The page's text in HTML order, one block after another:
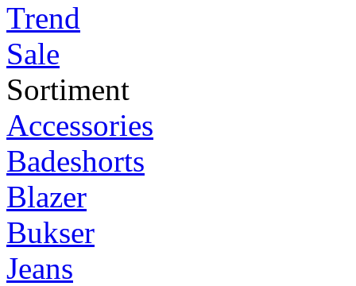
Trend
Sale
Sortiment
Accessories
Badeshorts
Blazer
Bukser
Jeans